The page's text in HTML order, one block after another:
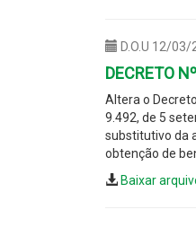
D.O.U 12/03/
DECRETO
Altera o
9.492, de 5
substitutivo da
obtenção de
Baixar